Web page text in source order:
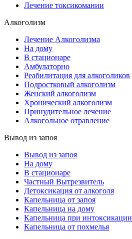
Лечение токсикомании
Алкоголизм
Лечение Алкоголизма
На дому
В стационаре
Амбулаторно
Реабилитация для алкоголиков
Подростковый алкоголизм
Женский алкоголизм
Хронический алкоголизм
Принудительное лечение
Алкогольное отравление
Вывод из запоя
Вывод из запоя
На дому
В стационаре
Частный Вытрезвитель
Детоксикация от алкоголя
Капельница от запоя
Капельница на дому
Капельница при интоксикации
Капельница от похмелья